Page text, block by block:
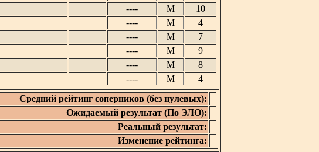
---- М
10
---- М
4
---- М
7
---- М
9
---- М
8
---- М
4
Средний рейтинг соперников (без нулевых):
Ожидаемый результат (По ЭЛО):
Реальный результат:
Изменение рейтинга: